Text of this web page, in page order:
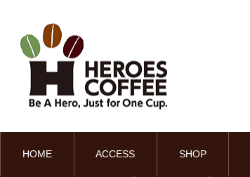
HOME ACCESS SHOP